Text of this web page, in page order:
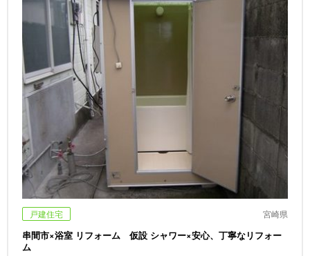
戸建住宅 宮崎県
串間市×浴室 リフォーム 仮設 シャワー×安心、丁寧なリフォー
ム